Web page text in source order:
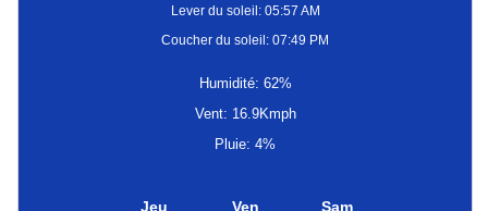
Lever du soleil: 05:57 AM
Coucher du soleil: 07:49 PM
Humidité: 62%
Vent: 16.9Kmph
Pluie: 4%
Jeu Ven Sam